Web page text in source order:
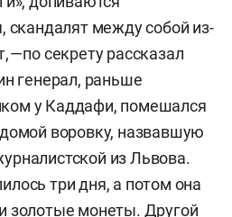
скандалят между собой из-
— по секрету рассказал
генерал, раньше
у Каддафи, помешался
воровку, назвавшую
из Львова.
три дня, а потом она
золотые монеты. Другой